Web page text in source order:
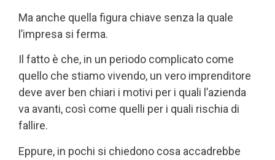
Ma anche quella figura chiave senza la quale
l’impresa si ferma.
Il fatto è che, in un periodo complicato come
quello che stiamo vivendo, un vero imprenditore
deve aver ben chiari i motivi per i quali l’azienda
va avanti, così come quelli per i quali rischia di
fallire.
Eppure, in pochi si chiedono cosa accadrebbe